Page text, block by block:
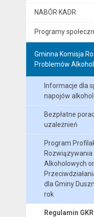
NABÓR KADR
Programy
Gminna Komisja
Problemów
Informacje dla
napojów
Bezpłatne
uzależnień
Program
Alkoholowych
dla Gminy
rok
Regulamin